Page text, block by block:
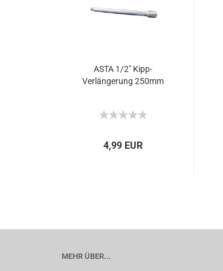
ASTA 1/2″ Kipp-
Verlängerung 250mm
4,99 EUR
MEHR ÜBER...